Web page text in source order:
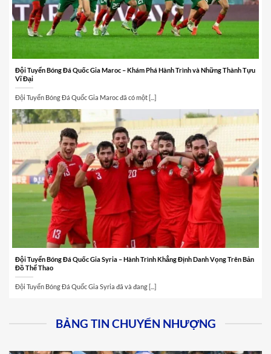
Đội Tuyển Bóng Đá Quốc Gia Maroc – Khám Phá Hành Trình và Những Thành Tựu
Vĩ Đại
Đội Tuyển Bóng Đá Quốc Gia Maroc đã có một [...]
Đội Tuyển Bóng Đá Quốc Gia Syria – Hành Trình Khẳng Định Danh Vọng Trên Bản
Đồ Thể Thao
Đội Tuyển Bóng Đá Quốc Gia Syria đã và đang [...]
BẢNG TIN CHUYỂN NHƯỢNG